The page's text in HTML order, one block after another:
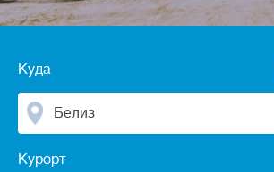
Куда
Белиз
Курорт